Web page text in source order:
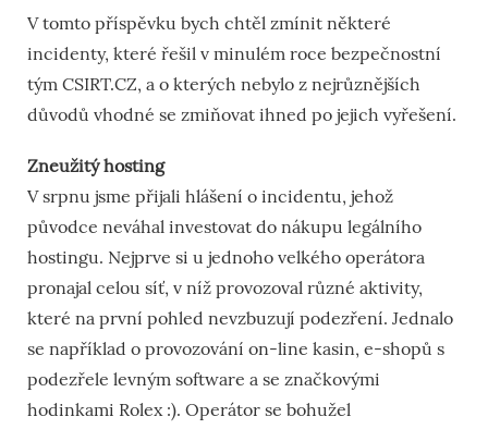
V tomto příspěvku bych chtěl zmínit některé
incidenty, které řešil v minulém roce bezpečnostní
tým CSIRT.CZ, a o kterých nebylo z nejrůznějších
důvodů vhodné se zmiňovat ihned po jejich vyřešení.
Zneužitý hosting
V srpnu jsme přijali hlášení o incidentu, jehož
původce neváhal investovat do nákupu legálního
hostingu. Nejprve si u jednoho velkého operátora
pronajal celou síť, v níž provozoval různé aktivity,
které na první pohled nevzbuzují podezření. Jednalo
se například o provozování on-line kasin, e-shopů s
podezřele levným software a se značkovými
hodinkami Rolex :). Operátor se bohužel